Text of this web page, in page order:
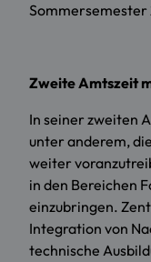
Zweite Amtszeit
In seiner zweiten
unter anderem,
weiter
in den Bereichen
einzubringen.
Integration von
technische